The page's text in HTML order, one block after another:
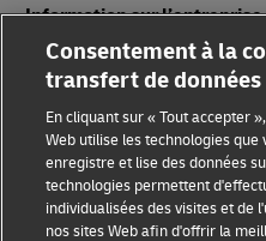
Information sur l’entreprise
À propos de DHL
Livré
Carrières
Centre de presse
Consentement à la
transfert de données
En cliquant sur « Tout accepter
Web utilise les technologies que
enregistre et lise des données
technologies permettent
individualisées des visites et de
nos sites Web afin d'offrir la